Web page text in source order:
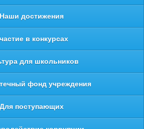
Наши достижения
в конкурсах
для школьников
фонд учреждения
Для поступающих